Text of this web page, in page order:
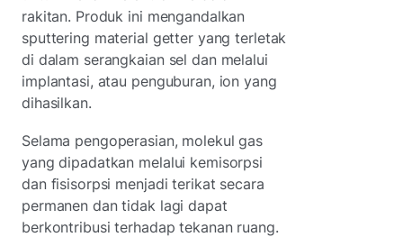
rakitan. Produk ini mengandalkan
sputtering material getter yang terletak
di dalam serangkaian sel dan melalui
implantasi, atau penguburan, ion yang
dihasilkan.
Selama pengoperasian, molekul gas
yang dipadatkan melalui kemisorpsi
dan fisisorpsi menjadi terikat secara
permanen dan tidak lagi dapat
berkontribusi terhadap tekanan ruang.